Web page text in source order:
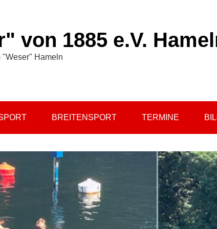
von 1885 e.V.
Hameln
BREITENSPORT TERMINE